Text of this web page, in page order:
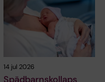
14 jul 2026
Spädbarnskollaps